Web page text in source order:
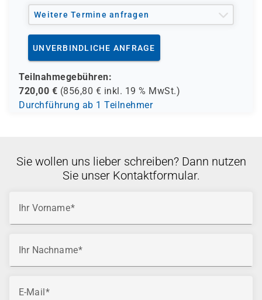
Weitere Termine anfragen
UNVERBINDLICHE ANFRAGE
Teilnahmegebühren:
720,00 € (856,80 € inkl. 19 % MwSt.)
Durchführung ab 1 Teilnehmer
Sie wollen uns lieber schreiben? Dann nutzen
Sie unser Kontaktformular.
Ihr Vorname
Ihr Nachname
E-Mail